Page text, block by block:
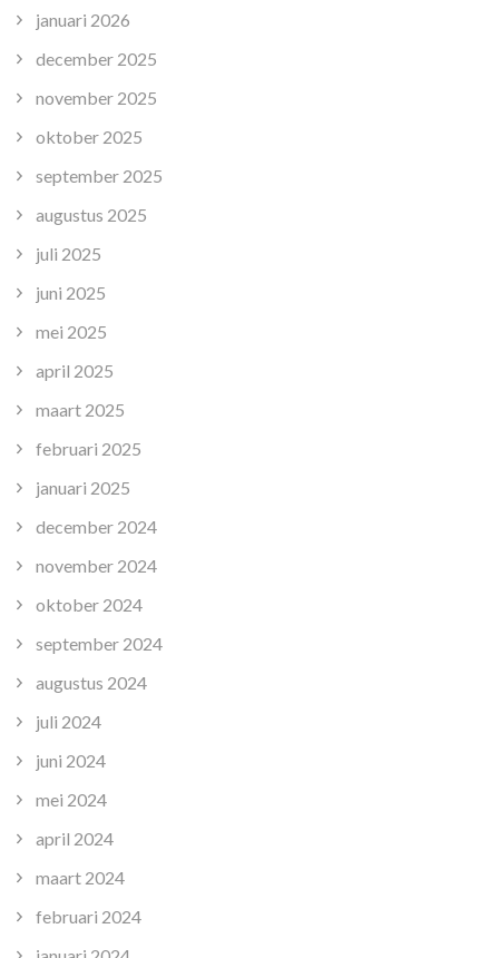
januari 2026
december 2025
november 2025
oktober 2025
september 2025
augustus 2025
juli 2025
juni 2025
mei 2025
april 2025
maart 2025
februari 2025
januari 2025
december 2024
november 2024
oktober 2024
september 2024
augustus 2024
juli 2024
juni 2024
mei 2024
april 2024
maart 2024
februari 2024